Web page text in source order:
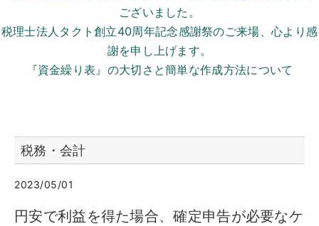
ございました。
税理士法人タクト創立40周年記念感謝祭のご来場、心より感
謝を申し上げます。
『資金繰り表』の大切さと簡単な作成方法について
税務・会計
2023/05/01
円安で利益を得た場合、確定申告が必要なケ